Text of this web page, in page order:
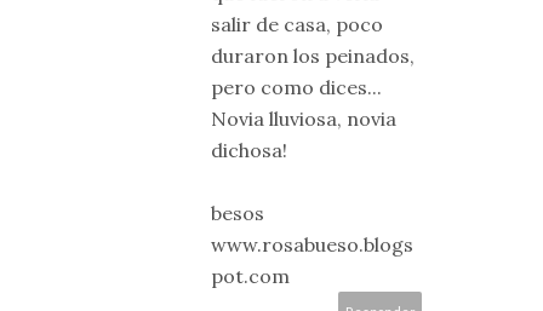
salir de casa, poco
duraron los peinados,
pero como dices...
Novia lluviosa, novia
dichosa!
besos
www.rosabueso.blogs
pot.com